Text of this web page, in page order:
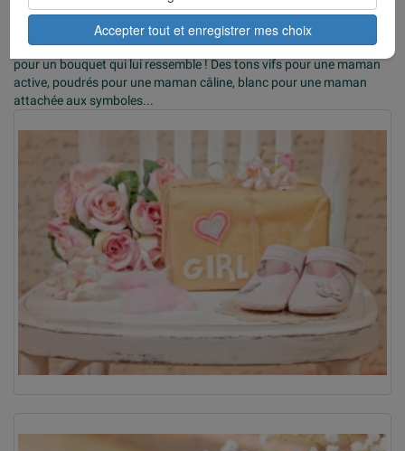
Accepter tout et enregistrer mes choix
appartement. Vous connaissez peu la maman ? Angélique vous
conseille un classique : un bouquet dans les tons de rose ou de bleu,
ou une brassée de roses multicolore. Si vous êtes plus proche, optez
pour un bouquet qui lui ressemble ! Des tons vifs pour une maman
active, poudrés pour une maman câline, blanc pour une maman
attachée aux symboles...